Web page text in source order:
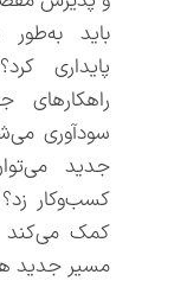
باید
پایداری
سودآوری
جدید
کسب‌وکار زد؟
کمک می‌کند
مسیر جدید